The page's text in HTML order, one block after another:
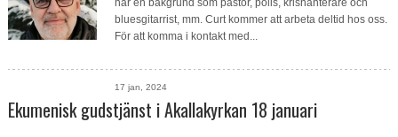
har en bakgrund som pastor, polis, krishanterare och
bluesgitarrist, mm. Curt kommer att arbeta deltid hos oss.
För att komma i kontakt med...
17 jan, 2024
Ekumenisk gudstjänst i Akallakyrkan 18 januari